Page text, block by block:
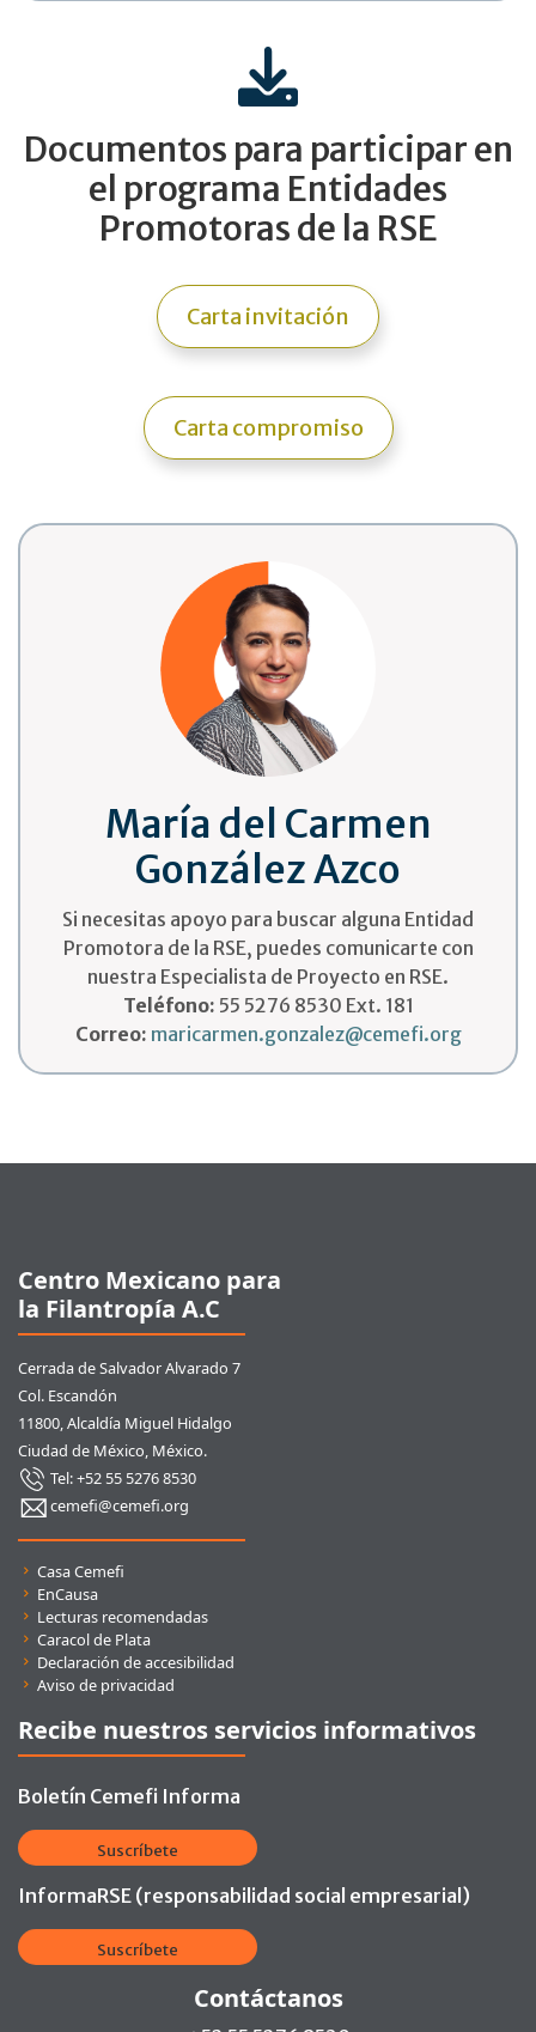
Documentos para participar en
el programa Entidades
Promotoras de la RSE
Carta invitación
Carta compromiso
María del Carmen
González Azco
Si necesitas apoyo para buscar alguna Entidad
Promotora de la RSE, puedes comunicarte con
nuestra Especialista de Proyecto en RSE.
Teléfono: 55 5276 8530 Ext. 181
Correo: maricarmen.gonzalez@cemefi.org
Centro Mexicano para
la Filantropía A.C
Cerrada de Salvador Alvarado 7
Col. Escandón
11800, Alcaldía Miguel Hidalgo
Ciudad de México, México.
Tel: +52 55 5276 8530
cemefi@cemefi.org
Enlaces rápidos
Casa Cemefi
EnCausa
Lecturas recomendadas
Caracol de Plata
Declaración de accesibilidad
Aviso de privacidad
Recibe nuestros servicios informativos
Boletín Cemefi Informa
Suscríbete
InformaRSE (responsabilidad social empresarial)
Suscríbete
Contáctanos